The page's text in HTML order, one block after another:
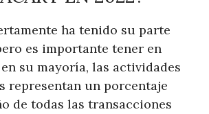
ha tenido su parte
es importante tener en
su mayoría, las actividades
representan un porcentaje
de todas las transacciones